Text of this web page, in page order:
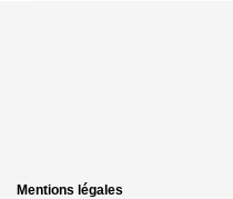
Mentions légales